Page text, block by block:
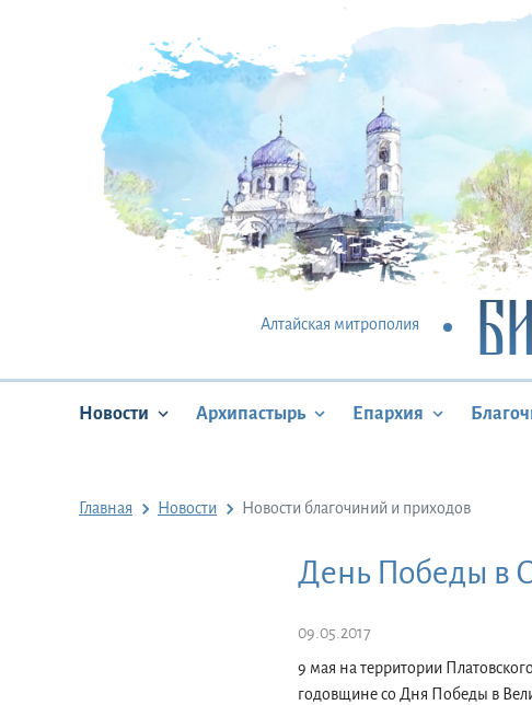
Алтайская митрополия
Новости Архипастырь Епархия
Главная Новости Новости благочиний и приходов
День Победы в
09.05.2017
9 мая на территории
годовщине со Дня Победы в